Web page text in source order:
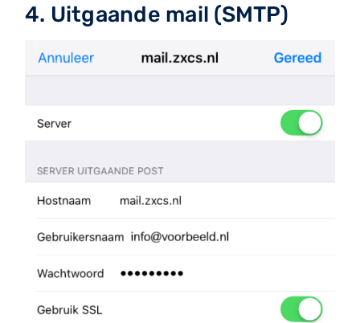
4. Uitgaande mail (SMTP)